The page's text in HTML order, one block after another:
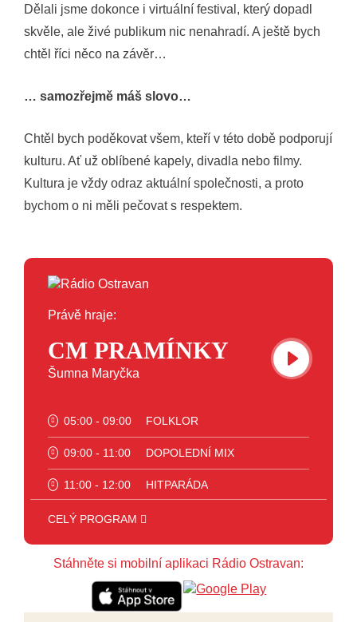
Dělali jsme dokonce i virtuální festival, který dopadl
skvěle, ale živé publikum nic nenahradí. A ještě bych
chtěl říci něco na závěr…
… samozřejmě máš slovo…
Chtěl bych poděkovat všem, kteří v této době podporují
kulturu. Ať už oblíbené kapely, divadla nebo filmy.
Kultura je vždy odraz aktuální společnosti, a proto
bychom o ni měli pečovat s respektem.
Právě hraje:
CM PRAMÍNKY
Šumna Maryčka
05:00 - 09:00 FOLKLOR
09:00 - 11:00 DOPOLEDNÍ MIX
11:00 - 12:00 HITPARÁDA
12:00 - 16:00
16:00 - 18:00 JAZZ
18:00 - 23:00 VEČERNÍ MIX
23:00 - 00:00 POTICHU
CELÝ PROGRAM
Stáhněte si mobilní aplikaci Rádio Ostravan: